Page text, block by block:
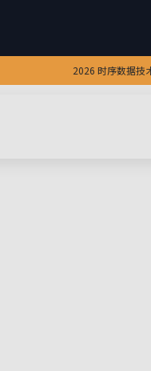
2026 时序数据技